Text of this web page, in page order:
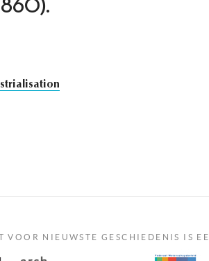
VOOR NIEUWSTE GESCHIEDENIS IS